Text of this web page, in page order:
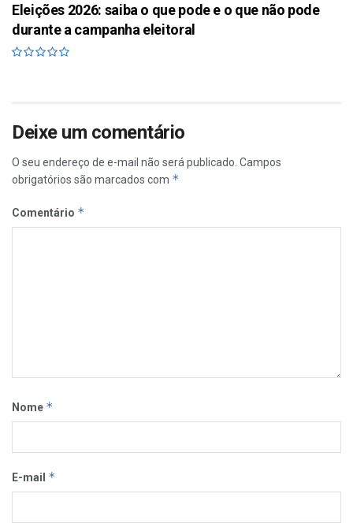
Eleições 2026: saiba o que pode e o que não pode
durante a campanha eleitoral
Deixe um comentário
O seu endereço de e-mail não será publicado. Campos
obrigatórios são marcados com *
Comentário *
Nome *
E-mail *